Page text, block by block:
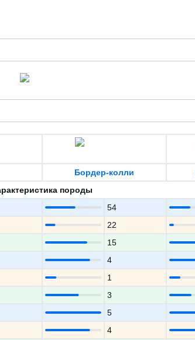
Бордер-колли
породы
54
22
15
4
1
3
5
4